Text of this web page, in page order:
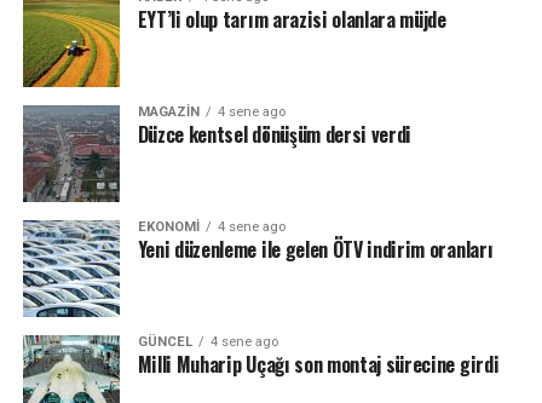
EYT’li olup tarım arazisi olanlara müjde
MAGAZIN 4 sene ago
Düzce kentsel dönüşüm dersi verdi
EKONOMI 4 sene ago
Yeni düzenleme ile gelen ÖTV indirim oranları
GÜNCEL 4 sene ago
Milli Muharip Uçağı son montaj sürecine girdi